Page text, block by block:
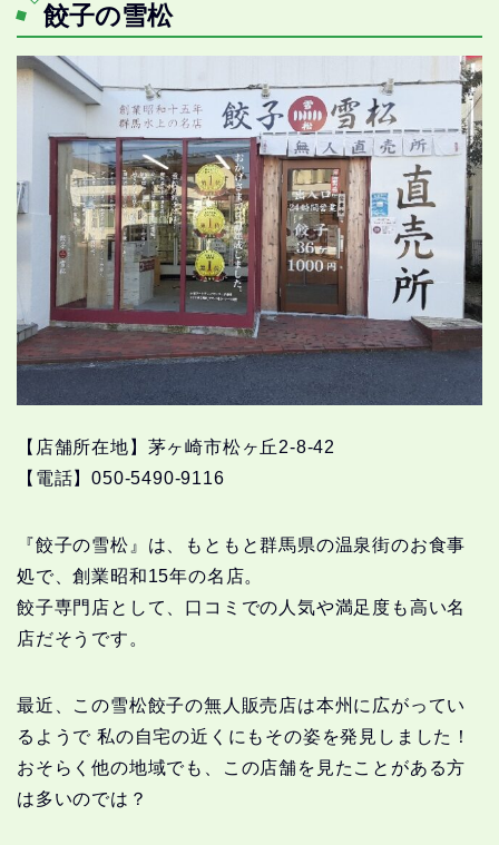
餃子の雪松
【店舗所在地】茅ヶ崎市松ヶ丘2-8-42
【電話】050-5490-9116
『餃子の雪松』は、もともと群馬県の温泉街のお食事
処で、創業昭和15年の名店。
餃子専門店として、口コミでの人気や満足度も高い名
店だそうです。
最近、この雪松餃子の無人販売店は本州に広がってい
るようで 私の自宅の近くにもその姿を発見しました！
おそらく他の地域でも、この店舗を見たことがある方
は多いのでは？